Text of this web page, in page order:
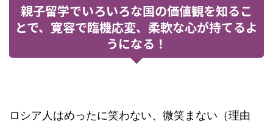
親子留学でいろいろな国の価値観を知るこ
とで、寛容で臨機応変、柔軟な心が持てるよ
うになる！
ロシア人はめったに笑わない、微笑まない（理由